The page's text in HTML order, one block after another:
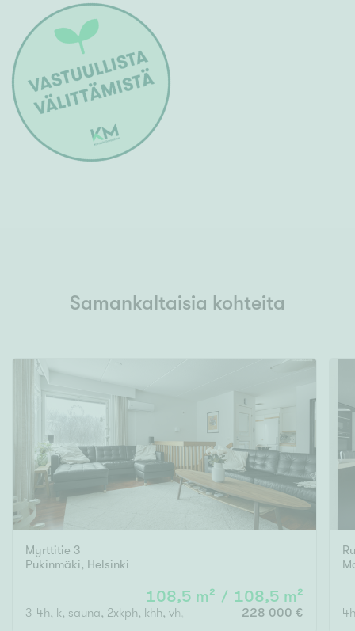
Samankaltaisia kohteita
Myrttitie 3
Pukinmäki, Helsinki
108,5 m² / 108,5 m²
3-4h, k, sauna, 2xkph, khh, vh, parveke(lasitettu)
228 000 €